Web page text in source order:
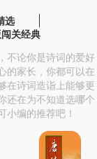
选
关经典
不论你是诗词的爱好
的家长，你都可以在
在诗词造诣上能够更
还在为不知道选哪个
小编的推荐吧！